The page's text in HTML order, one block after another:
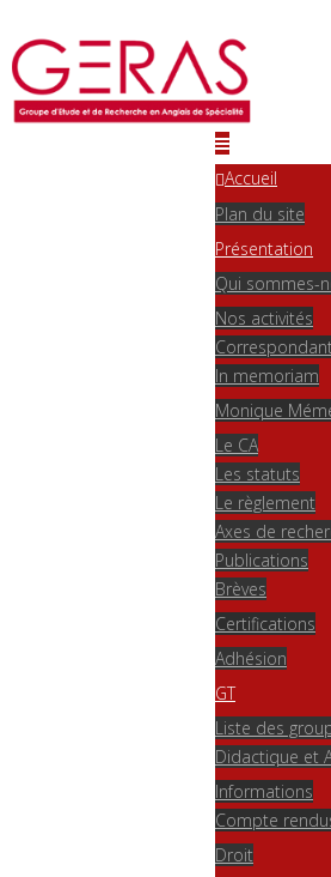
Accueil
Plan du site
Présentation
Qui sommes-
Nos activités
In memoriam
Monique
Le CA
Les statuts
Le règlement
Axes de
Publications
Brèves
Certifications
Adhésion
GT
Liste des
Didactique et
Informations
Compte
Droit